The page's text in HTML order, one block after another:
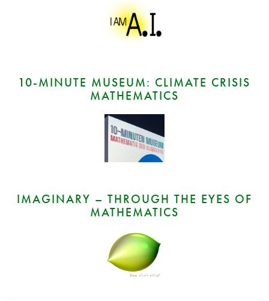
10‑MINUTE MUSEUM: CLIMATE CRISIS
MATHEMATICS
IMAGINARY – THROUGH THE EYES OF
MATHEMATICS